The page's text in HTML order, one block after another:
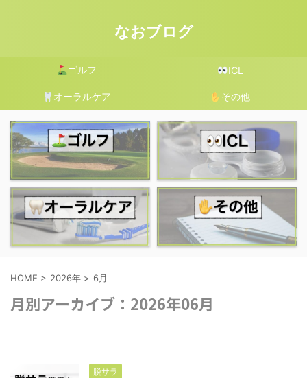
なおブログ
ゴルフ ICL
オーラルケア その他
HOME > 2026年 > 6月
月別アーカイブ：2026年06月
脱サラ